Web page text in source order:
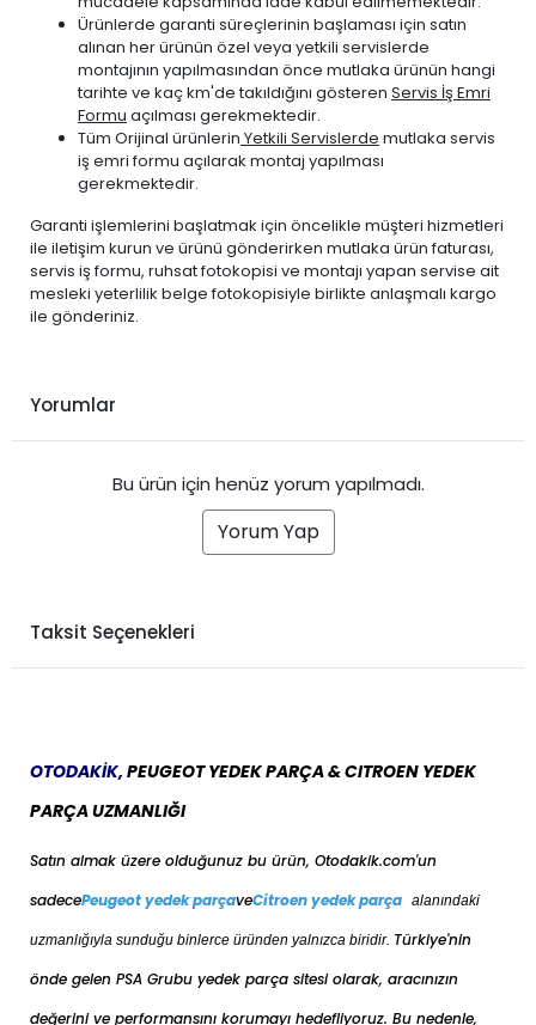
Ürünlerde garanti süreçlerinin başlaması için satın
alınan her ürünün özel veya yetkili servislerde
montajının yapılmasından önce mutlaka ürünün hangi
tarihte ve kaç km'de takıldığını gösteren Servis İş Emri
Formu açılması gerekmektedir.
Tüm Orijinal ürünlerin Yetkili Servislerde mutlaka servis
iş emri formu açılarak montaj yapılması
gerekmektedir.
Garanti işlemlerini başlatmak için öncelikle müşteri hizmetleri
ile iletişim kurun ve ürünü gönderirken mutlaka ürün faturası,
servis iş formu, ruhsat fotokopisi ve montajı yapan servise ait
mesleki yeterlilik belge fotokopisiyle birlikte anlaşmalı kargo
ile gönderiniz.
Yorumlar
Bu ürün için henüz yorum yapılmadı.
Yorum Yap
Taksit Seçenekleri
OTODAKİK, PEUGEOT YEDEK PARÇA & CITROEN YEDEK
PARÇA UZMANLIĞI
Satın almak üzere olduğunuz bu ürün, Otodakik.com'un
sadecePeugeot yedek parçaveCitroen yedek parça alanındaki
uzmanlığıyla sunduğu binlerce üründen yalnızca biridir. Türkiye'nin
önde gelen PSA Grubu yedek parça sitesi olarak, aracınızın
değerini ve performansını korumayı hedefliyoruz. Bu nedenle,